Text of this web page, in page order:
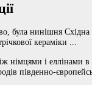
була нинішня
кераміки ...
німцями і еллінами
південно-